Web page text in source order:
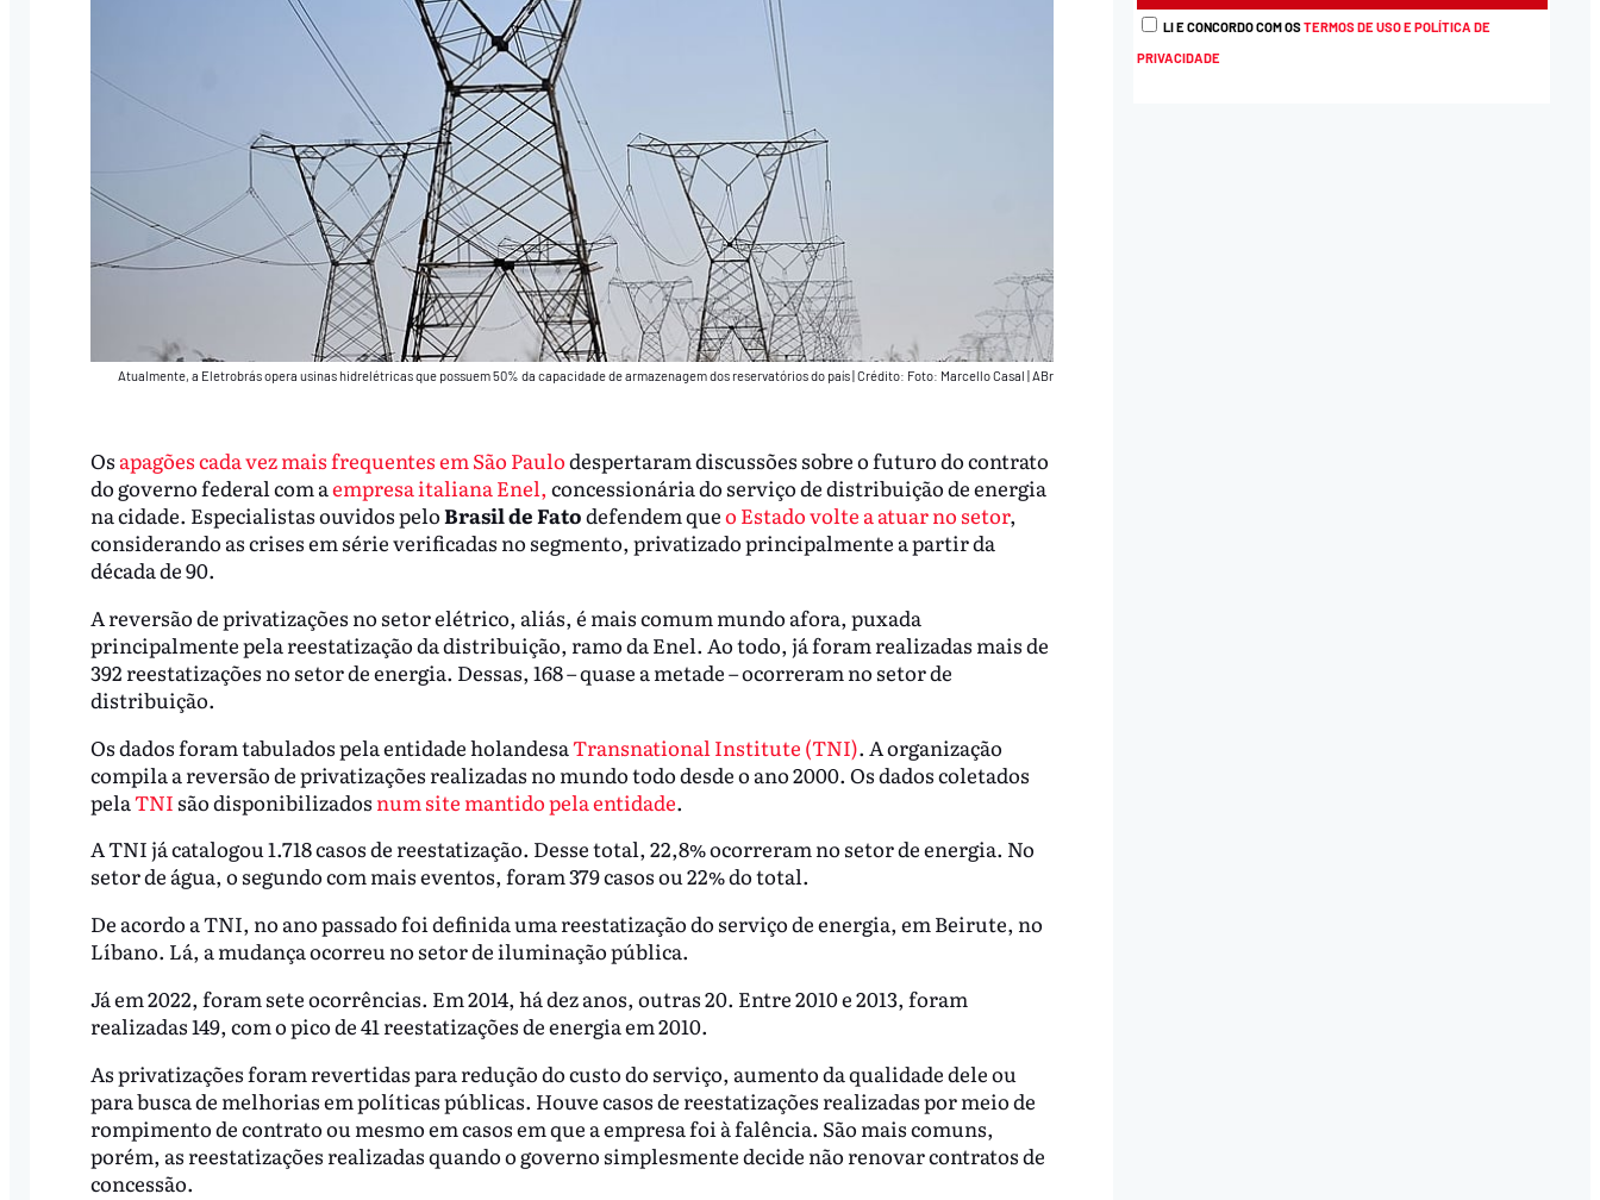
Atualmente, a Eletrobrás opera usinas hidrelétricas que possuem 50% da capacidade de armazenagem dos reservatórios do país Crédito: Foto: Marcello Casal | ABr
Os apagões cada vez mais frequentes em São Paulodespertaram discussões sobre o futuro do contrato
do governo federal com aempresa italiana Enel, concessionária do serviço de distribuição de energia
na cidade. Especialistas ouvidos peloBrasil de Fatodefendem queo Estado volte a atuar no setor,
considerando as crises em série verificadas no segmento, privatizado principalmente a partir da
década de 90.
A reversão de privatizações no setor elétrico, aliás, é mais comum mundo afora, puxada
principalmente pela reestatização da distribuição, ramo da Enel. Ao todo, já foram realizadas mais de
392 reestatizações no setor de energia. Dessas, 168 – quase a metade – ocorreram no setor de
distribuição.
Os dados foram tabulados pela entidade holandesaTransnational Institute (TNI). A organização
compila a reversão de privatizações realizadas no mundo todo desde o ano 2000. Os dados coletados
pelaTNI são disponibilizados num site mantido pela entidade.
A TNI já catalogou 1.718 casos de reestatização. Desse total, 22,8% ocorreram no setor de energia. No
setor de água, o segundo com mais eventos, foram 379 casos ou 22% do total.
De acordo a TNI, no ano passado foi definida uma reestatização do serviço de energia, em Beirute, no
Líbano. Lá, a mudança ocorreu no setor de iluminação pública.
Já em 2022, foram sete ocorrências. Em 2014, há dez anos, outras 20. Entre 2010 e 2013, foram
realizadas 149, com o pico de 41 reestatizações de energia em 2010.
As privatizações foram revertidas para redução do custo do serviço, aumento da qualidade dele ou
para busca de melhorias em políticas públicas. Houve casos de reestatizações realizadas por meio de
rompimento de contrato ou mesmo em casos em que a empresa foi à falência. São mais comuns,
porém, as reestatizações realizadas quando o governo simplesmente decide não renovar contratos de
concessão.
LI E CONCORDO COM OSTERMOS DE USO E POLÍTICA DE
PRIVACIDADE